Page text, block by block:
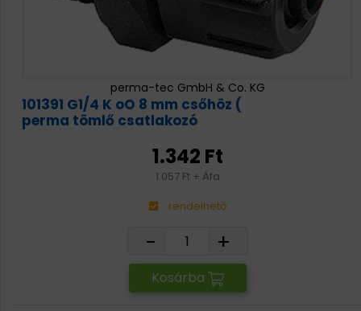
perma-tec GmbH & Co. KG
101391 G1/4 K oO 8 mm csőhöz (
perma tömlő csatlakozó
1.342 Ft
1.057 Ft + Áfa
rendelhető
- +
Kosárba